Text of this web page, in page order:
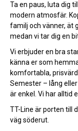
Ta en paus, luta dig
modern atmosfär.
familj och vänner, ät
medan vi tar dig en
Vi erbjuder en bra
känna er som
komfortabla,
Semester – lång
är enkel. Vi har alltid
TT-Line är porten till
väg söderut.